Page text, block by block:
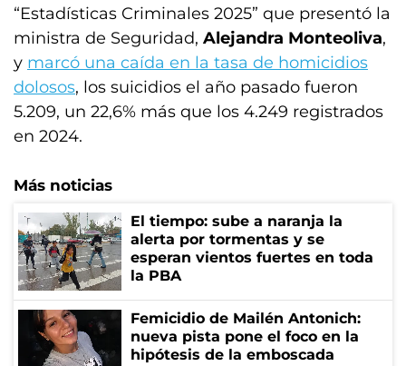
“Estadísticas Criminales 2025” que presentó la
ministra de Seguridad, Alejandra Monteoliva,
y marcó una caída en la tasa de homicidios
dolosos, los suicidios el año pasado fueron
5.209, un 22,6% más que los 4.249 registrados
en 2024.
Más noticias
El tiempo: sube a naranja la
alerta por tormentas y se
esperan vientos fuertes en toda
la PBA
Femicidio de Mailén Antonich:
nueva pista pone el foco en la
hipótesis de la emboscada